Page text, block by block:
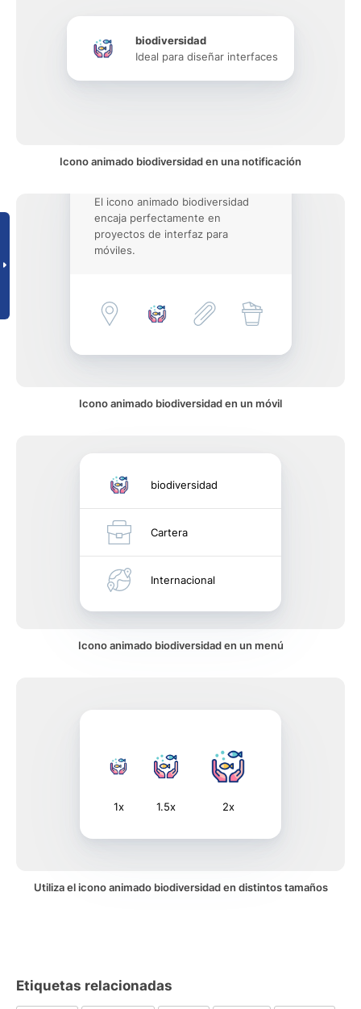
biodiversidad
Ideal para diseñar interfaces
Icono animado biodiversidad en una notificación
El icono animado biodiversidad
encaja perfectamente en
proyectos de interfaz para
móviles.
Icono animado biodiversidad en un móvil
biodiversidad
Cartera
Internacional
Icono animado biodiversidad en un menú
1x 1.5x 2x
Utiliza el icono animado biodiversidad en distintos tamaños
Etiquetas relacionadas